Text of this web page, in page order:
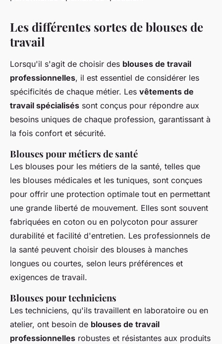
Les différentes sortes de blouses de
travail
Lorsqu'il s'agit de choisir des blouses de travail
professionnelles, il est essentiel de considérer les
spécificités de chaque métier. Les vêtements de
travail spécialisés sont conçus pour répondre aux
besoins uniques de chaque profession, garantissant à
la fois confort et sécurité.
Blouses pour métiers de santé
Les blouses pour les métiers de la santé, telles que
les blouses médicales et les tuniques, sont conçues
pour offrir une protection optimale tout en permettant
une grande liberté de mouvement. Elles sont souvent
fabriquées en coton ou en polycoton pour assurer
durabilité et facilité d'entretien. Les professionnels de
la santé peuvent choisir des blouses à manches
longues ou courtes, selon leurs préférences et
exigences de travail.
Blouses pour techniciens
Les techniciens, qu'ils travaillent en laboratoire ou en
atelier, ont besoin de blouses de travail
professionnelles robustes et résistantes aux produits